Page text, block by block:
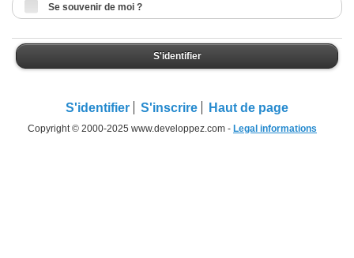
Se souvenir de moi ?
S'identifier
S'identifier S'inscrire Haut de page
Copyright © 2000-2025 www.developpez.com - Legal informations